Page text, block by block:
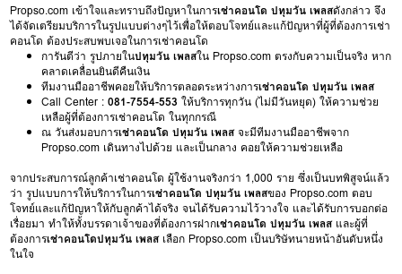
Propso.com เข้าใจและทราบถึงปัญหาในการเช่าคอนโด ปทุมวัน เพลสดังกล่าว จึง
ได้จัดเตรียมบริการในรูปแบบต่างๆไว้เพื่อให้ตอบโจทย์และแก้ปัญหาที่ผู้ที่ต้องการเช่า
คอนโด ต้องประสบพบเจอในการเช่าคอนโด
การันตีว่า รูปภายในปทุมวัน เพลสใน Propso.com ตรงกับความเป็นจริง หาก
คลาดเคลื่อนยินดีคืนเงิน
ทีมงานมืออาชีพคอยให้บริการตลอดระหว่างการเช่าคอนโด ปทุมวัน เพลส
Call Center :081-7554-553 ให้บริการทุกวัน (ไม่มีวันหยุด) ให้ความช่วย
เหลือผู้ที่ต้องการเช่าคอนโด ในทุกกรณี
ณ วันส่งมอบการเช่าคอนโด ปทุมวัน เพลสจะมีทีมงานมืออาชีพจาก
Propso.com เดินทางไปด้วย และเป็นกลาง คอยให้ความช่วยเหลือ
จากประสบการณ์ลูกค้าเช่าคอนโด ผู้ใช้งานจริงกว่า 1,000 ราย ซึ่งเป็นบทพิสูจน์แล้ว
ว่า รูปแบบการให้บริการในการเช่าคอนโด ปทุมวัน เพลสของ Propso.com ตอบ
โจทย์และแก้ปัญหาให้กับลูกค้าได้จริง จนได้รับความไว้วางใจ และได้รับการบอกต่อ
เรื่อยมา ทำให้ทั้งบรรดาเจ้าของที่ต้องการฝากเช่าคอนโด ปทุมวัน เพลสและผู้ที่
ต้องการเช่าคอนโดปทุมวัน เพลสเลือก Propso.com เป็นบริษัทนายหน้าอันดับหนึ่ง
ในใจ